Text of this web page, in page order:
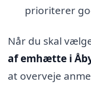
prioriterer
Når du skal
af emhætte i
at overveje